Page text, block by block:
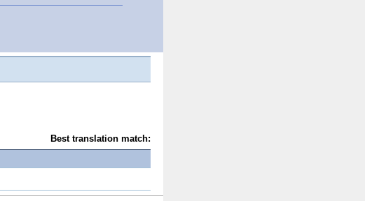
Best translation match: